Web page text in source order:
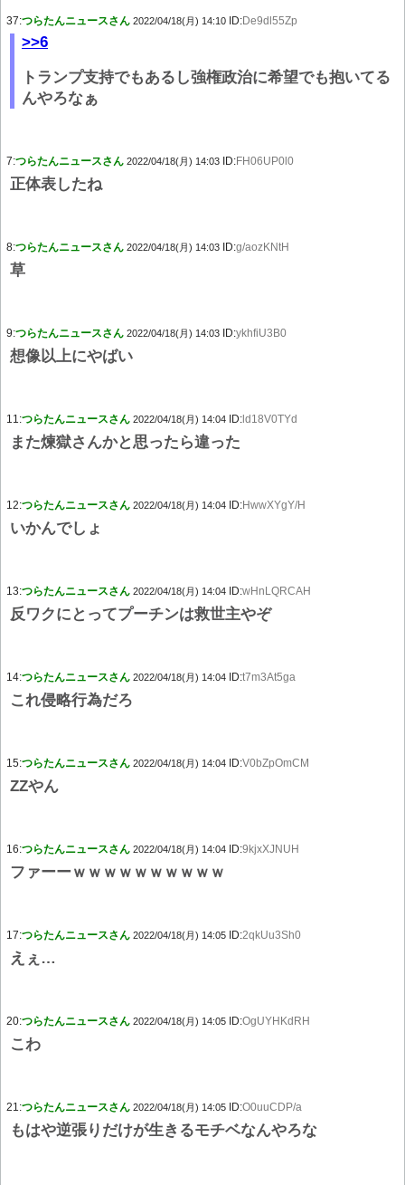
37:つらたんニュースさん 2022/04/18(月) 14:10 ID:De9dl55Zp
>>6
トランプ支持でもあるし強権政治に希望でも抱いてる
んやろなぁ
7:つらたんニュースさん 2022/04/18(月) 14:03 ID:FH06UP0l0
正体表したね
8:つらたんニュースさん 2022/04/18(月) 14:03 ID:g/aozKNtH
草
9:つらたんニュースさん 2022/04/18(月) 14:03 ID:ykhfiU3B0
想像以上にやばい
11:つらたんニュースさん 2022/04/18(月) 14:04 ID: ld18V0TYd
また煉獄さんかと思ったら違った
12:つらたんニュースさん 2022/04/18(月) 14:04 ID:HwwXYgY/H
いかんでしょ
13:つらたんニュースさん 2022/04/18(月) 14:04 ID:wHnLQRCAH
反ワクにとってプーチンは救世主やぞ
14:つらたんニュースさん 2022/04/18(月) 14:04 ID:t7m3At5ga
これ侵略行為だろ
15:つらたんニュースさん 2022/04/18(月) 14:04 ID:V0bZpOmCM
ZZやん
16:つらたんニュースさん 2022/04/18(月) 14:04 ID:9kjxXJNUH
ファーーｗｗｗｗｗｗｗｗｗｗ
17:つらたんニュースさん 2022/04/18(月) 14:05 ID:2qkUu3Sh0
えぇ…
20:つらたんニュースさん 2022/04/18(月) 14:05 ID:OgUYHKdRH
こわ
21:つらたんニュースさん 2022/04/18(月) 14:05 ID:O0uuCDP/a
もはや逆張りだけが生きるモチベなんやろな